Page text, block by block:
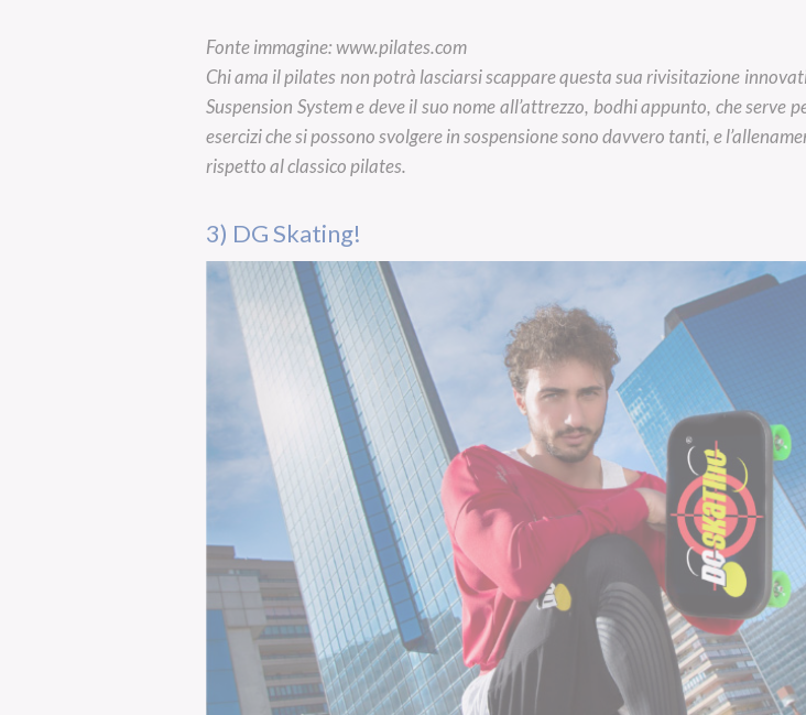
Fonte immagine: www.pilates.com
Chi ama il pilates non potrà lasciarsi scappare questa sua rivisitazione
Suspension System e deve il suo nome all’attrezzo, bodhi appunto, che
esercizi che si possono svolgere in sospensione sono davvero tanti, e
rispetto al classico pilates.
3) DG Skating!